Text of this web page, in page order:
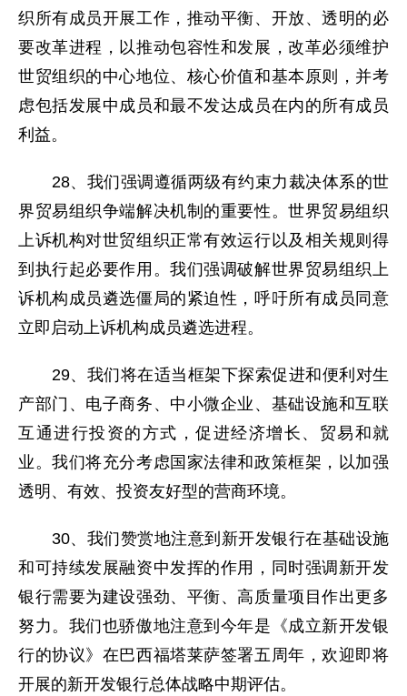
织所有成员开展工作，推动平衡、开放、透明的必
要改革进程，以推动包容性和发展，改革必须维护
世贸组织的中心地位、核心价值和基本原则，并考
虑包括发展中成员和最不发达成员在内的所有成员
利益。
28、我们强调遵循两级有约束力裁决体系的世
界贸易组织争端解决机制的重要性。世界贸易组织
上诉机构对世贸组织正常有效运行以及相关规则得
到执行起必要作用。我们强调破解世界贸易组织上
诉机构成员遴选僵局的紧迫性，呼吁所有成员同意
立即启动上诉机构成员遴选进程。
29、我们将在适当框架下探索促进和便利对生
产部门、电子商务、中小微企业、基础设施和互联
互通进行投资的方式，促进经济增长、贸易和就
业。我们将充分考虑国家法律和政策框架，以加强
透明、有效、投资友好型的营商环境。
30、我们赞赏地注意到新开发银行在基础设施
和可持续发展融资中发挥的作用，同时强调新开发
银行需要为建设强劲、平衡、高质量项目作出更多
努力。我们也骄傲地注意到今年是《成立新开发银
行的协议》在巴西福塔莱萨签署五周年，欢迎即将
开展的新开发银行总体战略中期评估。